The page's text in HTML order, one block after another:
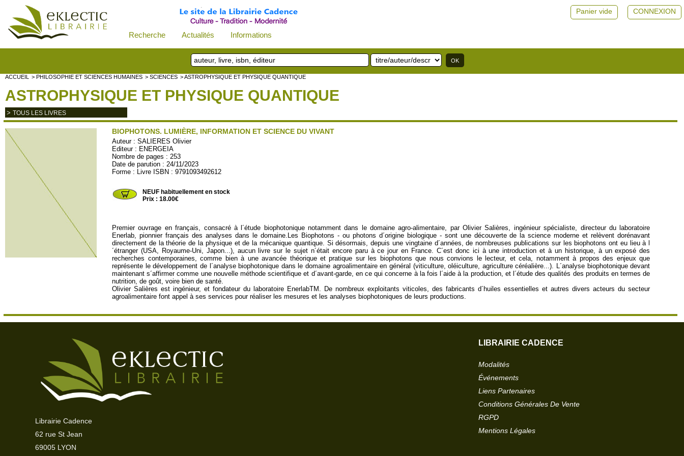
Recherche Actualités Informations
CONNEXION
Panier vide
ACCUEIL > PHILOSOPHIE ET SCIENCES HUMAINES > SCIENCES > ASTROPHYSIQUE ET PHYSIQUE QUANTIQUE
ASTROPHYSIQUE ET PHYSIQUE QUANTIQUE
> TOUS LES LIVRES
BIOPHOTONS. LUMIÈRE, INFORMATION ET SCIENCE DU VIVANT
Auteur :SALIERES Olivier
Editeur : ENERGEIA
Nombre de pages : 253
Date de parution : 24/11/2023
Forme : Livre ISBN : 9791093492612
NEUF habituellement en stock
Prix : 18.00€
Premier ouvrage en français, consacré à l´étude biophotonique notamment dans le domaine agro-alimentaire, par Olivier Salières, ingénieur spécialiste, directeur du laboratoire
Enerlab, pionnier français des analyses dans le domaine.Les Biophotons - ou photons d´origine biologique - sont une découverte de la science moderne et relèvent dorénavant
directement de la théorie de la physique et de la mécanique quantique. Si désormais, depuis une vingtaine d´années, de nombreuses publications sur les biophotons ont eu lieu à l
´étranger (USA, Royaume-Uni, Japon...), aucun livre sur le sujet n´était encore paru à ce jour en France. C´est donc ici à une introduction et à un historique, à un exposé des
recherches contemporaines, comme bien à une avancée théorique et pratique sur les biophotons que nous convions le lecteur, et cela, notamment à propos des enjeux que
représente le développement de l´analyse biophotonique dans le domaine agroalimentaire en général (viticulture, oléiculture, agriculture céréalière...). L´analyse biophotonique devant
maintenant s´affirmer comme une nouvelle méthode scientifique et d´avant-garde, en ce qui concerne à la fois l´aide à la production, et l´étude des qualités des produits en termes de
nutrition, de goût, voire bien de santé.
Olivier Salières est ingénieur, et fondateur du laboratoire EnerlabTM. De nombreux exploitants viticoles, des fabricants d´huiles essentielles et autres divers acteurs du secteur
agroalimentaire font appel à ses services pour réaliser les mesures et les analyses biophotoniques de leurs productions.
Librairie Cadence
62 rue St Jean
69005 LYON
LIBRAIRIE CADENCE
Modalités
Événements
Liens Partenaires
Conditions Générales De Vente
RGPD
Mentions Légales